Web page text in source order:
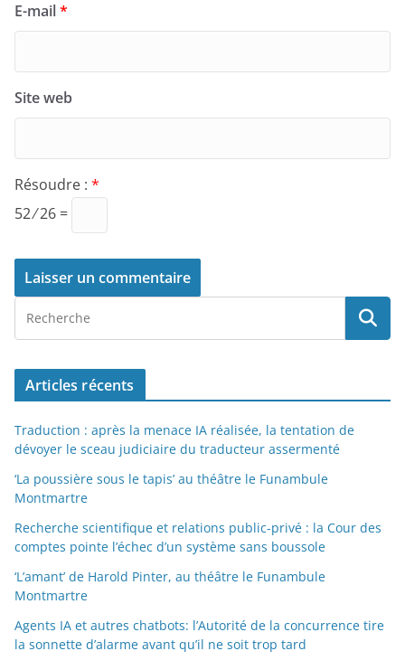
E-mail*
Site web
Résoudre : *
52 ⁄ 26 =
Articles récents
Traduction : après la menace IA réalisée, la tentation de
dévoyer le sceau judiciaire du traducteur assermenté
‘La poussière sous le tapis’ au théâtre le Funambule
Montmartre
Recherche scientifique et relations public-privé : la Cour des
comptes pointe l’échec d’un système sans boussole
‘L’amant’ de Harold Pinter, au théâtre le Funambule
Montmartre
Agents IA et autres chatbots: l’Autorité de la concurrence tire
la sonnette d’alarme avant qu’il ne soit trop tard